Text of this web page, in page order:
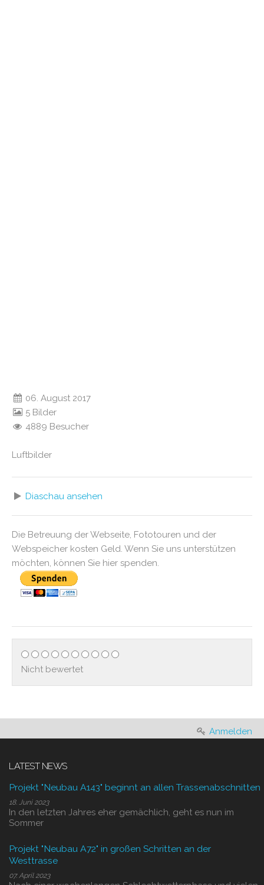
06. August 2017
5 Bilder
4889 Besucher
Luftbilder
Diaschau ansehen
Die Betreuung der Webseite, Fototouren und der
Webspeicher kosten Geld. Wenn Sie uns unterstützen
möchten, können Sie hier spenden.
Nicht bewertet
Anmelden
LATEST NEWS
Projekt "Neubau A143" beginnt an allen Trassenabschnitten
18. Juni 2023
In den letzten Jahres eher gemächlich, geht es nun im
Sommer
Projekt "Neubau A72" in großen Schritten an der
Westtrasse
07. April 2023